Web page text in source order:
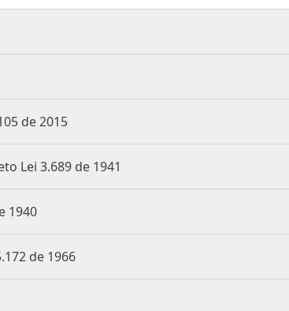
(CPC) Lei 13.105 de 2015
Penal (CPP) Decreto Lei 3.689 de 1941
de 1940
Nacional (CTN) Lei 5.172 de 1966